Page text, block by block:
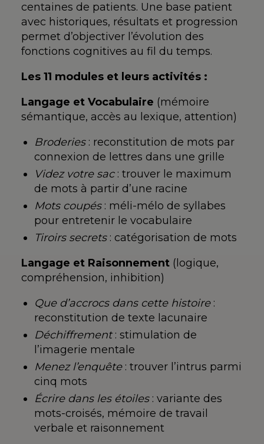
centaines de patients. Une base patient
avec historiques, résultats et progression
permet d’objectiver l’évolution des
fonctions cognitives au fil du temps.
Les 11 modules et leurs activités :
Langage et Vocabulaire (mémoire
sémantique, accès au lexique, attention)
Broderies: reconstitution de mots par
connexion de lettres dans unegrille
Videz votre sac : trouver le maximum
de mots à partir d’une racine
Mots coupés: méli-mélo de syllabes
pour entretenir le vocabulaire
Tiroirs secrets: catégorisation de mots
Langage et Raisonnement(logique,
compréhension, inhibition)
Que d’accrocs dans cette histoire:
reconstitution de texte lacunaire
Déchiffrement: stimulation de
l’imagerie mentale
Menez l’enquête: trouver l’intrus parmi
cinq mots
Écrire dans les étoiles: variante des
mots-croisés, mémoire de travail
verbale et raisonnement